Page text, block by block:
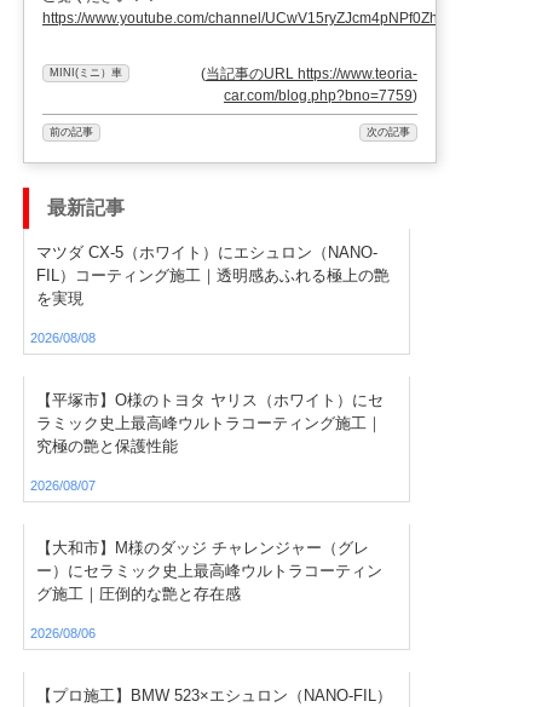
https://www.youtube.com/channel/UCwV15ryZJcm4pNPf0ZhXu9g
MINI(ミニ）車 (当記事のURL https://www.teoria-
car.com/blog.php?bno=7759)
前の記事 次の記事
最新記事
マツダ CX-5（ホワイト）にエシュロン（NANO-
FIL）コーティング施工｜透明感あふれる極上の艶
を実現
2026/08/08
【平塚市】O様のトヨタ ヤリス（ホワイト）にセ
ラミック史上最高峰ウルトラコーティング施工｜
究極の艶と保護性能
2026/08/07
【大和市】M様のダッジ チャレンジャー（グレ
ー）にセラミック史上最高峰ウルトラコーティン
グ施工｜圧倒的な艶と存在感
2026/08/06
【プロ施工】BMW 523×エシュロン（NANO-FIL）